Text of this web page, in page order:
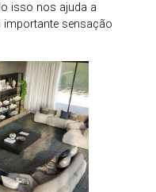
isso nos ajuda a
importante sensação